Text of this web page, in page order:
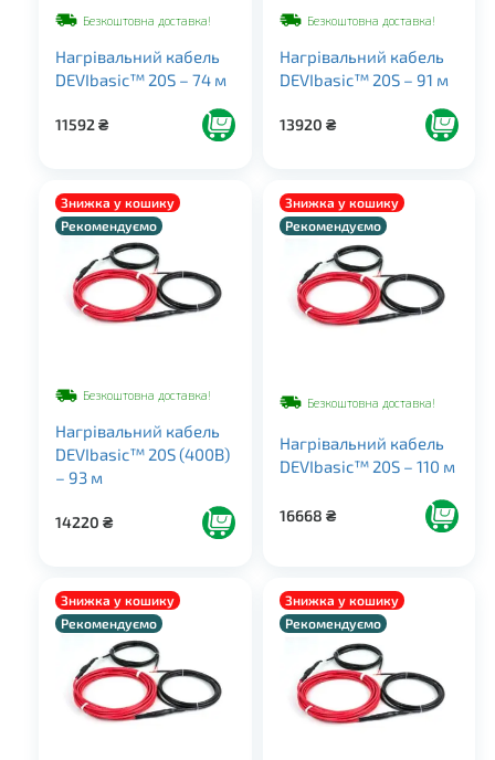
Безкоштовна доставка!
Нагрівальний кабель
DEVIbasic™ 20S – 74 м
11592₴
Безкоштовна доставка!
Нагрівальний кабель
DEVIbasic™ 20S – 91 м
13920 ₴
Знижка у кошику
Рекомендуємо
Безкоштовна доставка!
Нагрівальний кабель
DEVIbasic™ 20S (400В)
– 93 м
14220 ₴
Знижка у кошику
Рекомендуємо
Безкоштовна доставка!
Нагрівальний кабель
DEVIbasic™ 20S – 110 м
16668 ₴
Знижка у кошику
Рекомендуємо
Знижка у кошику
Рекомендуємо